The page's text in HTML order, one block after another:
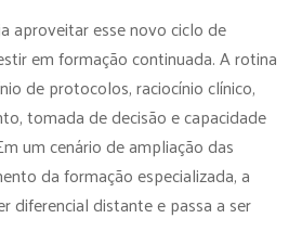
aproveitar esse novo ciclo de
em formação continuada. A rotina
de protocolos, raciocínio clínico,
tomada de decisão e capacidade
um cenário de ampliação das
da formação especializada, a
diferencial distante e passa a ser